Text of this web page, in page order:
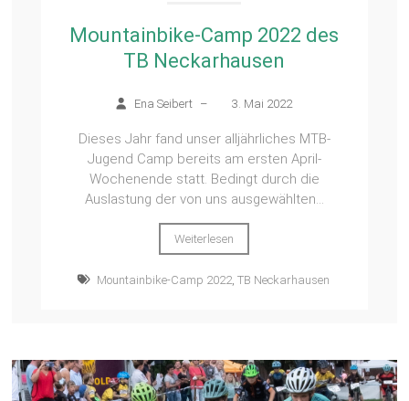
Mountainbike-Camp 2022 des
TB Neckarhausen
Ena Seibert – 3. Mai 2022
Dieses Jahr fand unser alljährliches MTB-
Jugend Camp bereits am ersten April-
Wochenende statt. Bedingt durch die
Auslastung der von uns ausgewählten...
Weiterlesen
Mountainbike-Camp 2022 ,TB Neckarhausen